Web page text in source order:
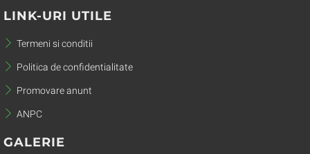
LINK-URI UTILE
Termeni si conditii
Politica de confidentialitate
Promovare anunt
ANPC
GALERIE